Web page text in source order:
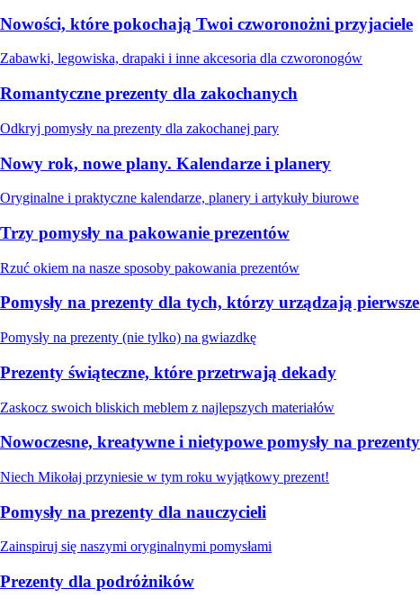
Nowości, które pokochają Twoi czworonożni przyjaciele
Zabawki, legowiska, drapaki i inne akcesoria dla czworonogów
Romantyczne prezenty dla zakochanych
Odkryj pomysły na prezenty dla zakochanej pary
Nowy rok, nowe plany. Kalendarze i planery
Oryginalne i praktyczne kalendarze, planery i artykuły biurowe
Trzy pomysły na pakowanie prezentów
Rzuć okiem na nasze sposoby pakowania prezentów
Pomysły na prezenty dla tych, którzy urządzają
Pomysły na prezenty (nie tylko) na gwiazdkę
Prezenty świąteczne, które przetrwają dekady
Zaskocz swoich bliskich meblem z najlepszych materiałów
Nowoczesne, kreatywne i nietypowe pomysły na
Niech Mikołaj przyniesie w tym roku wyjątkowy prezent!
Pomysły na prezenty dla nauczycieli
Zainspiruj się naszymi oryginalnymi pomysłami
Prezenty dla podróżników